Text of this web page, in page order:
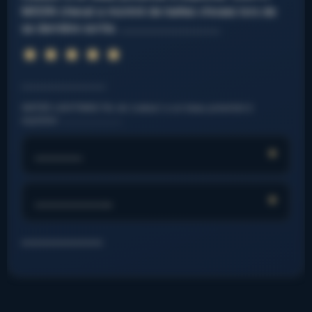
MOON cheval a montré de belles choses lors de
sa dernière sortie. ……………………………
⭐⭐⭐ ⭐⭐ ⭐